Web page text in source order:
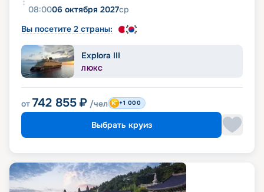
08:0006 октября 2027ср
Вы посетите 2 страны:
Explora III
ЛЮКС
от 742 855 ₽ /чел +1 000
Выбрать круиз